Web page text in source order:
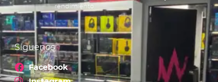
rendimiento.
Síguenos
Facebook